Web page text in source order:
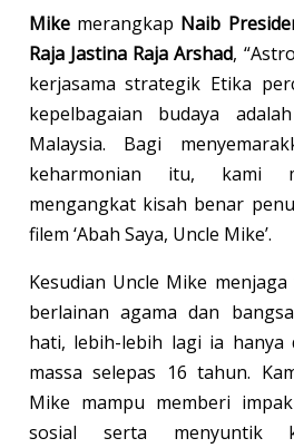
Mikemerangkap Naib
Raja Jastina Raja Arshad,
kerjasama strategik Etika
kepelbagaian budaya
Malaysia. Bagi
keharmonian itu, kami
mengangkat kisah benar
filem ‘Abah Saya, Uncle Mike’.
Kesudian Uncle Mike
berlainan agama dan
hati, lebih-lebih lagi ia hanya
massa selepas 16 tahun.
Mike mampu memberi
sosial serta menyuntik